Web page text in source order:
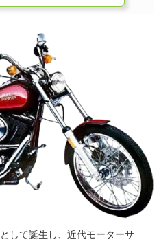
して誕生し、近代モーターサ